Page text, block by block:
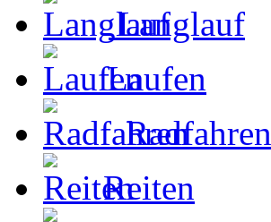
Langlauf
Laufen
Radfahren
Reiten